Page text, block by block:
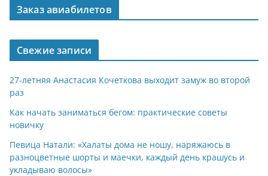
Заказ авиабилетов
Свежие записи
27-летняя Анастасия Кочеткова выходит замуж во второй
раз
Как начать заниматься бегом: практические советы
новичку
Певица Натали: «Халаты дома не ношу, наряжаюсь в
разноцветные шорты и маечки, каждый день крашусь и
укладываю волосы»